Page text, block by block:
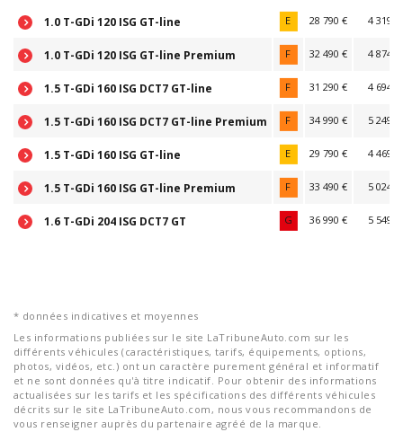
1.0 T-GDi 120 ISG GT-line E 28 790 € 4 319 €
1.0 T-GDi 120 ISG GT-line Premium F 32 490 € 4 874 €
1.5 T-GDi 160 ISG DCT7 GT-line F 31 290 € 4 694 €
1.5 T-GDi 160 ISG DCT7 GT-line Premium F 34 990 € 5 249 €
1.5 T-GDi 160 ISG GT-line E 29 790 € 4 469 €
1.5 T-GDi 160 ISG GT-line Premium F 33 490 € 5 024 €
1.6 T-GDi 204 ISG DCT7 GT G 36 990 € 5 549 €
* données indicatives et moyennes
Les informations publiées sur le site LaTribuneAuto.com sur les
différents véhicules (caractéristiques, tarifs, équipements, options,
photos, vidéos, etc.) ont un caractère purement général et informatif
et ne sont données qu'à titre indicatif. Pour obtenir des informations
actualisées sur les tarifs et les spécifications des différents véhicules
décrits sur le site LaTribuneAuto.com, nous vous recommandons de
vous renseigner auprès du partenaire agréé de la marque.